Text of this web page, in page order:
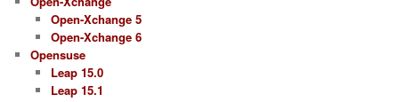
Open-Xchange 5
Open-Xchange 6
Opensuse
Leap 15.0
Leap 15.1